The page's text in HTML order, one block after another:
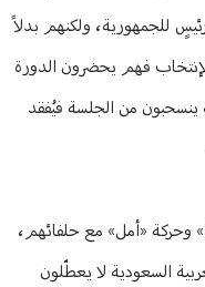
للجمهورية، ولكنهم بدلاً
فهم يحضرون الدورة
ينسحبون من الجلسة فيُفقد
وحركة «أمل» مع حلفائهم،
السعودية لا يعطّلون